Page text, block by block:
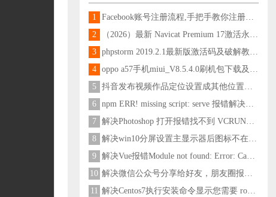
1
Facebook账号注册流程,手把手教你注册脸书账号
2
（2026）最新 Navicat Premium 17激活永久教程
3
phpstorm 2019.2.1最新版激活码及破解教程更新至2024
4
oppo a57手机miui_V8.5.4.0刷机包下载及刷机教程
5
抖音发布视频作品定位设置成其他位置方法
6
npm ERR! missing script: serve 报错解决方法
7
解决Photoshop 打开报错找不到 VCRUNTIME140_1.dll问题
8
解决win10分屏设置主显示器后图标不在主显示器问题
9
解决Vue报错Module not found: Error: Can't resolve 'less-loader' in 'C:\Users\Hm\Desktop\vue\vue_shop'问题
10
解决微信公众号分享给好友，朋友圈报错errMsg: "onMenuShareAppMessage:fail, the permission value is offline verifying"
11
解决Centos7执行安装命令显示您需要 root 权限执行此命令